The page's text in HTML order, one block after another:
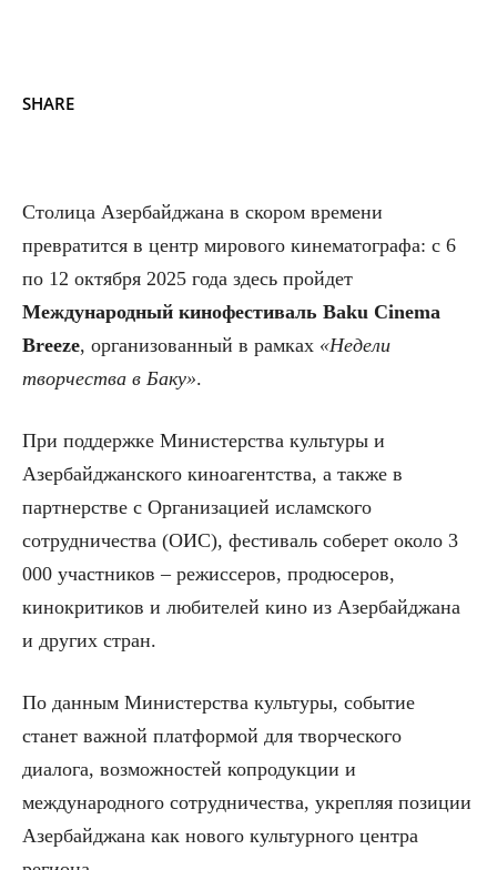
SHARE
Столица Азербайджана в скором времени
превратится в центр мирового кинематографа: с 6
по 12 октября 2025 года здесь пройдет
Международный кинофестиваль Baku Cinema
Breeze, организованный в рамках «Недели
творчества в Баку».
При поддержке Министерства культуры и
Азербайджанского киноагентства, а также в
партнерстве с Организацией исламского
сотрудничества (ОИС), фестиваль соберет около 3
000 участников – режиссеров, продюсеров,
кинокритиков и любителей кино из Азербайджана
и других стран.
По данным Министерства культуры, событие
станет важной платформой для творческого
диалога, возможностей копродукции и
международного сотрудничества, укрепляя позиции
Азербайджана как нового культурного центра